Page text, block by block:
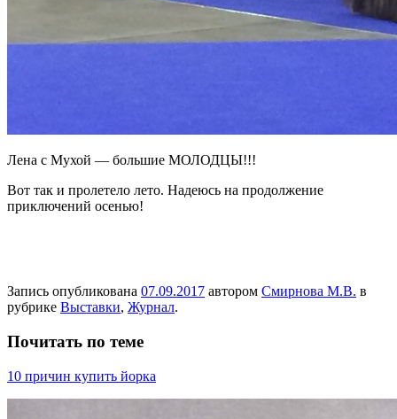
Лена с Мухой — большие МОЛОДЦЫ!!!
Вот так и пролетело лето. Надеюсь на продолжение
приключений осенью!
Запись опубликована 07.09.2017 автором Смирнова М.В. в
рубрике Выставки, Журнал.
Почитать по теме
10 причин купить йорка